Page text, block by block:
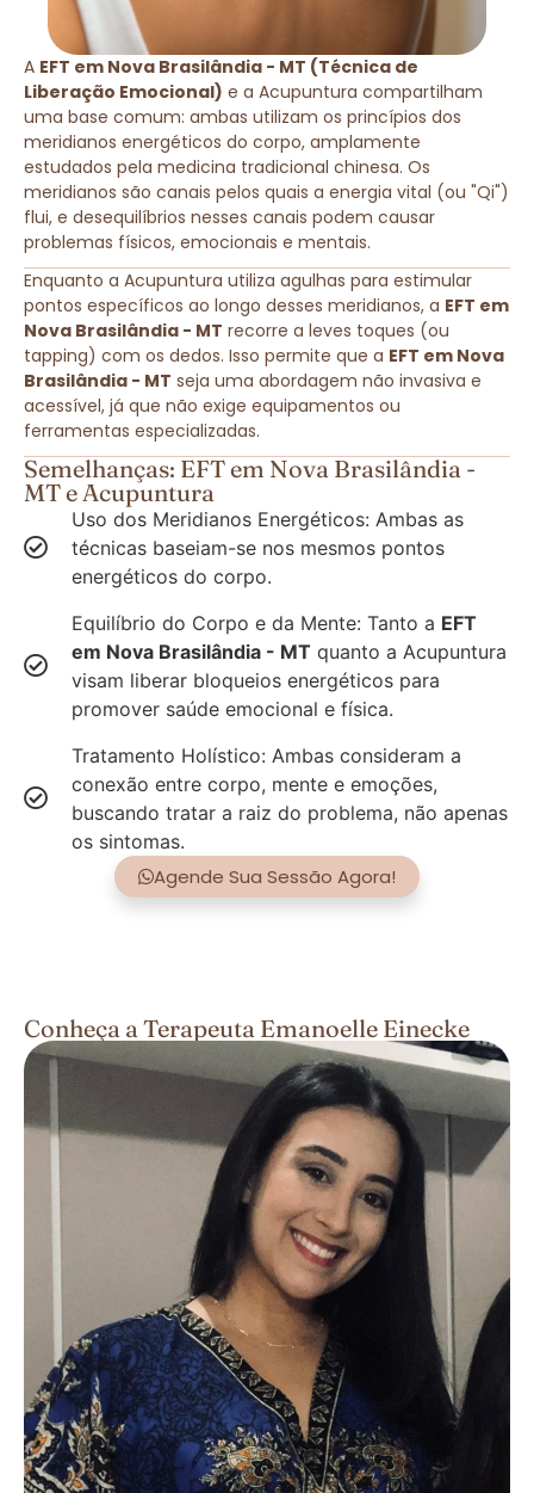
A EFT em Nova Brasilândia - MT (Técnica de
Liberação Emocional) e a Acupuntura compartilham
uma base comum: ambas utilizam os princípios dos
meridianos energéticos do corpo, amplamente
estudados pela medicina tradicional chinesa. Os
meridianos são canais pelos quais a energia vital (ou "Qi")
flui, e desequilíbrios nesses canais podem causar
problemas físicos, emocionais e mentais.
Enquanto a Acupuntura utiliza agulhas para estimular
pontos específicos ao longo desses meridianos, a EFT em
Nova Brasilândia - MT recorre a leves toques (ou
tapping) com os dedos. Isso permite que a EFT em Nova
Brasilândia - MT seja uma abordagem não invasiva e
acessível, já que não exige equipamentos ou
ferramentas especializadas.
Semelhanças: EFT em Nova Brasilândia -
MT e Acupuntura
Uso dos Meridianos Energéticos: Ambas as
técnicas baseiam-se nos mesmos pontos
energéticos do corpo.
Equilíbrio do Corpo e da Mente: Tanto a EFT
em Nova Brasilândia - MT quanto a Acupuntura
visam liberar bloqueios energéticos para
promover saúde emocional e física.
Tratamento Holístico: Ambas consideram a
conexão entre corpo, mente e emoções,
buscando tratar a raiz do problema, não apenas
os sintomas.
Agende Sua Sessão Agora!
Conheça a Terapeuta Emanoelle Einecke